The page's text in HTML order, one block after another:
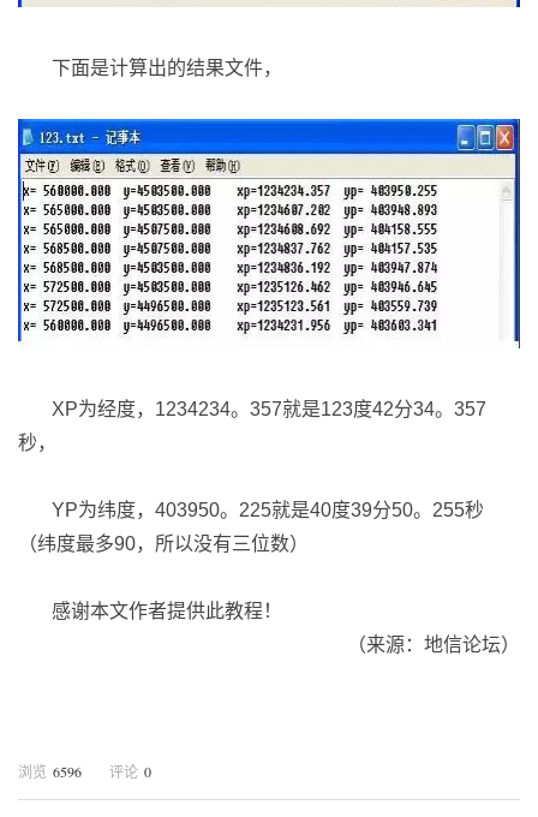
下面是计算出的结果文件，
XP为经度，1234234。357就是123度42分34。357
秒，
YP为纬度，403950。225就是40度39分50。255秒
（纬度最多90，所以没有三位数）
感谢本文作者提供此教程！
（来源：地信论坛）
浏览 6596 评论 0